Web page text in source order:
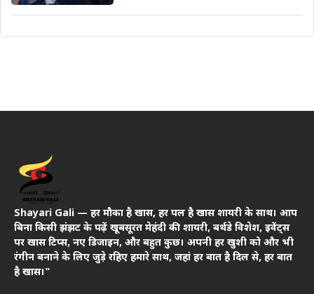
Shayari Gali — हर मौका है खास, हर पल है खास शायरी के साथ। आप
बिना किसी झंझट के पढ़ें खूबसूरत मेहंदी की शायरी, बर्थडे विशेश, इवेंट्स
पर खास टिप्स, नए डिजाइन, और बहुत कुछ। अपनी हर खुशी को और भी
रंगीन बनाने के लिए जुड़े रहिए हमारे साथ, जहां हर बात है दिल से, हर बात
है खास।"